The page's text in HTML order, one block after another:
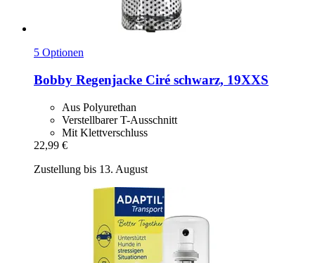
5 Optionen
Bobby Regenjacke Ciré schwarz, 19XXS
Aus Polyurethan
Verstellbarer T-Ausschnitt
Mit Klettverschluss
22,99 €
Zustellung bis 13. August